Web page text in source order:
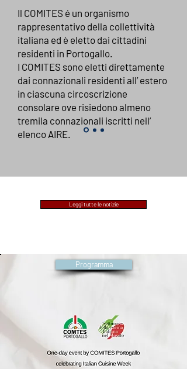
Il COMITES é un organismo
rappresentativo della collettività
italiana ed è eletto dai cittadini
residenti in Portogallo.
I COMITES sono eletti direttamente
dai connazionali residenti all’ estero
in ciascuna circoscrizione
consolare ove risiedono almeno
tremila connazionali iscritti nell’
elenco AIRE.
Leggi tutte le notizie
Programma